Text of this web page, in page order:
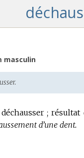
masculin
;
d’une dent.